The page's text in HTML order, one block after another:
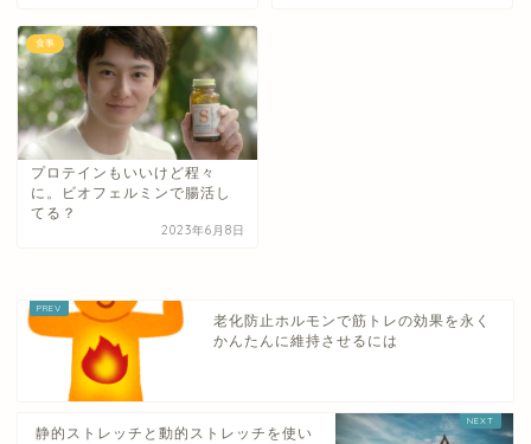
食事
プロテインもいいけど程々
に。ビオフェルミンで腸活し
てる？
2023年6月8日
老化防止ホルモンで筋トレの効果を永く
かんたんに維持させるには
静的ストレッチと動的ストレッチを使い